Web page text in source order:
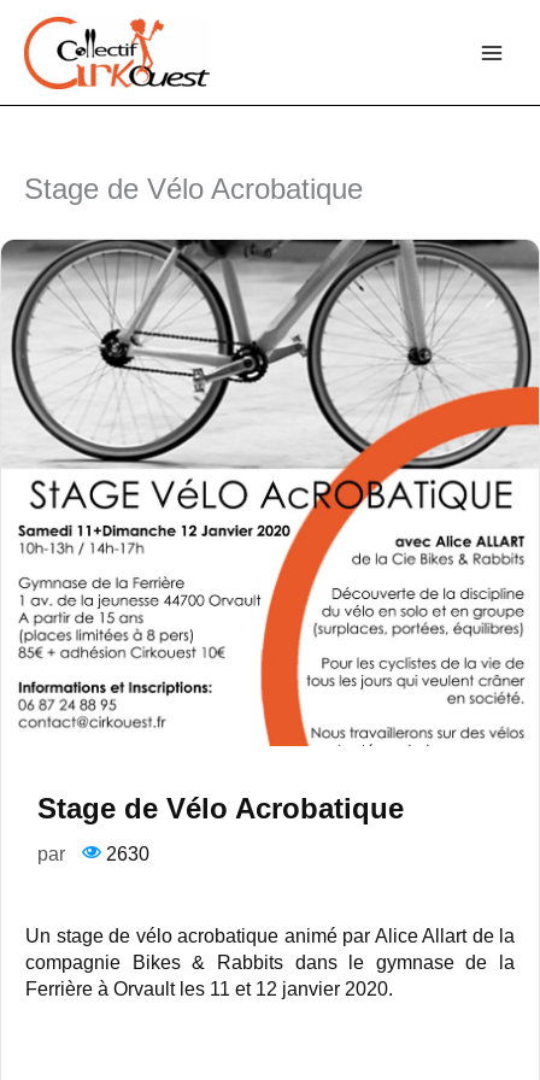
contenu
Stage de Vélo Acrobatique
Stage de Vélo Acrobatique
par 2630
Un stage de vélo acrobatique animé par Alice Allart de la
compagnie Bikes & Rabbits dans le gymnase de la
Ferrière à Orvault les 11 et 12 janvier 2020.